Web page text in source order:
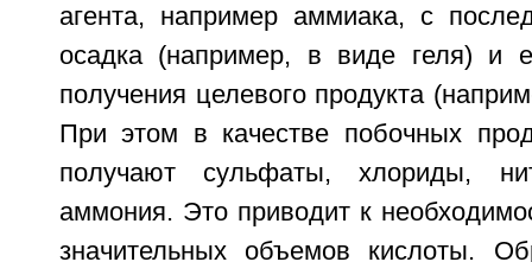
агента, например аммиака, с
осадка (например, в виде геля) и
получения целевого продукта
При этом в качестве побочных
получают сульфаты, хлориды,
аммония. Это приводит к
значительных объемов кислоты.